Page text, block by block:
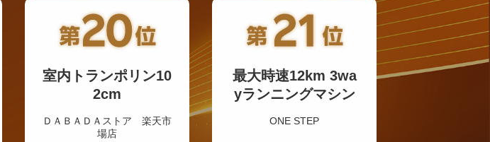
室内トランポリン10
2cm
ＤＡＢＡＤＡストア 楽天市
場店
最大時速12km 3wa
yランニングマシン
ONE STEP